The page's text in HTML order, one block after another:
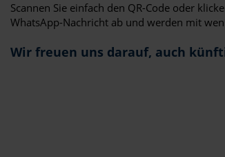
Scannen Sie einfach den QR-Code oder
WhatsApp-Nachricht ab und werden mit
Wir freuen uns darauf, auch